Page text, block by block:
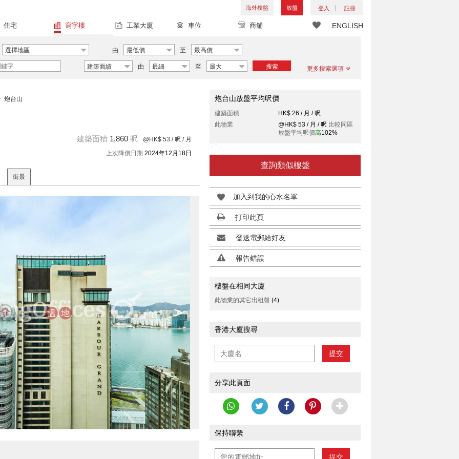
海外樓盤 放盤 登入 註冊
ENGLISH
住宅 寫字樓 工業大廈 車位 商舖
選擇地區 由 最低價 至 最高價
建築面績 由 最細 至 最大 搜索 更多搜索選項
炮台山
建築面積 1,860 呎 @HK$ 53 / 呎 / 月
上次降價日期 2024年12月18日
街景
>
炮台山放盤平均呎價
建築面積
HK$ 26 / 月 / 呎
此物業
@HK$ 53 / 月 / 呎 比較同區
放盤平均呎價高102%
查詢類似樓盤
加入到我的心水名單
打印此頁
發送電郵給好友
報告錯誤
樓盤在相同大廈
此物業的其它出租盤 (4)
香港大廈搜尋
提交
分享此頁面
保持聯繫
提交